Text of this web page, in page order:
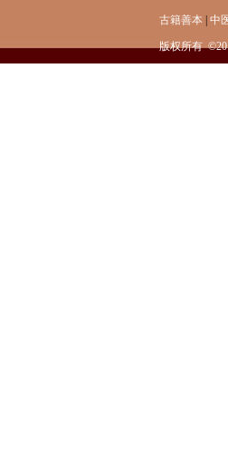
古籍善本 中
版权所有